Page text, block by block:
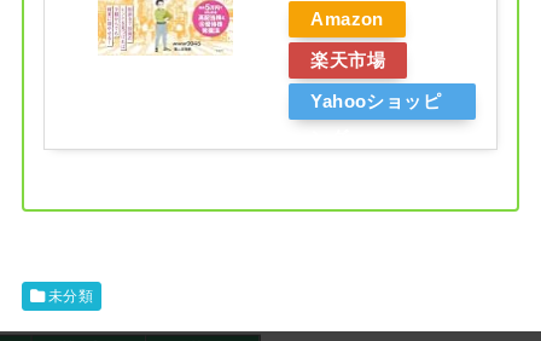
Amazon
楽天市場
Yahooショッピ
未分類